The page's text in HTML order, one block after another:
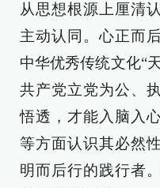
从思想根源上厘清
主动认同。心正而
中华优秀传统文化“
共产党立党为公、
悟透，才能入脑入
等方面认识其必然
明而后行的践行者